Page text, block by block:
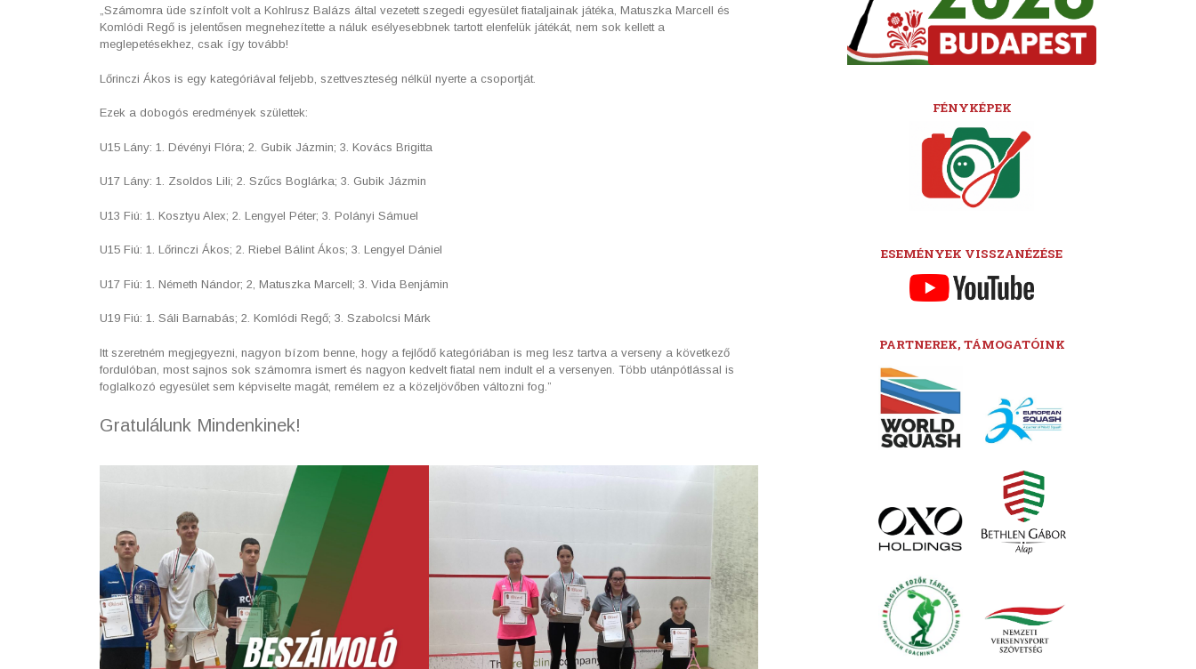
„Számomra üde színfolt volt a Kohlrusz Balázs által vezetett szegedi egyesület fiataljainak játéka, Matuszka Marcell és
Komlódi Regő is jelentősen megnehezítette a náluk esélyesebbnek tartott elenfelük játékát, nem sok kellett a
meglepetésekhez, csak így tovább!
Lőrinczi Ákos is egy kategóriával feljebb, szettveszteség nélkül nyerte a csoportját.
Ezek a dobogós eredmények születtek:
U15 Lány: 1. Dévényi Flóra; 2. Gubik Jázmin; 3. Kovács Brigitta
U17 Lány: 1. Zsoldos Lili; 2. Szűcs Boglárka; 3. Gubik Jázmin
U13 Fiú: 1. Kosztyu Alex; 2. Lengyel Péter; 3. Polányi Sámuel
U15 Fiú: 1. Lőrinczi Ákos; 2. Riebel Bálint Ákos; 3. Lengyel Dániel
U17 Fiú: 1. Németh Nándor; 2, Matuszka Marcell; 3. Vida Benjámin
U19 Fiú: 1. Sáli Barnabás; 2. Komlódi Regő; 3. Szabolcsi Márk
Itt szeretném megjegyezni, nagyon bízom benne, hogy a fejlődő kategóriában is meg lesz tartva a verseny a következő
fordulóban, most sajnos sok számomra ismert és nagyon kedvelt fiatal nem indult el a versenyen. Több utánpótlással is
foglalkozó egyesület sem képviselte magát, remélem ez a közeljövőben változni fog.”
Gratulálunk Mindenkinek!
FÉNYKÉPEK
ESEMÉNYEK VISSZANÉZÉSE
PARTNEREK, TÁMOGATÓINK